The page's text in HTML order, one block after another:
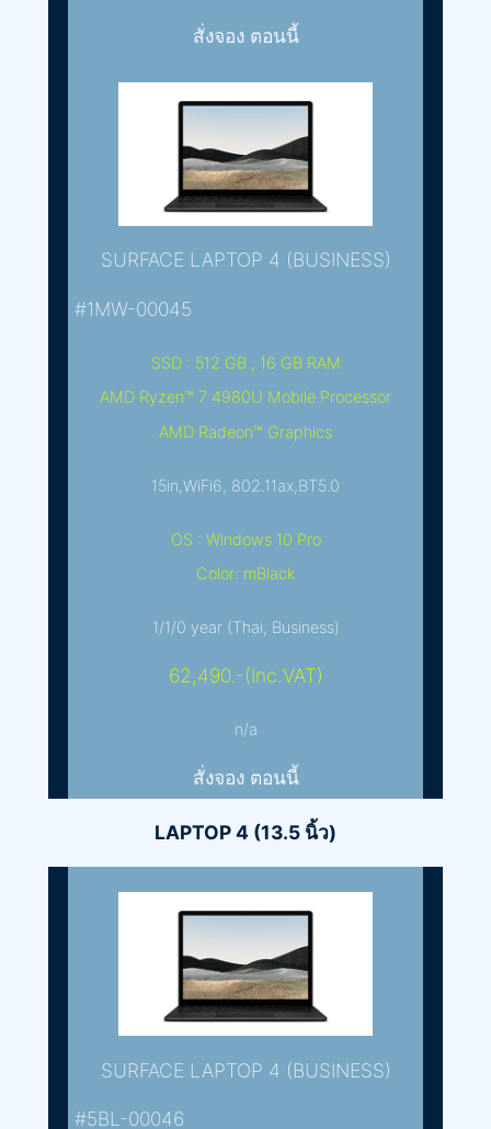
สั่งจอง ตอนนี้
SURFACE LAPTOP 4 (BUSINESS)
#1MW-00045
SSD : 512 GB , 16 GB RAM
AMD Ryzen™ 7 4980U Mobile Processor
AMD Radeon™ Graphics
15in,WiFi6, 802.11ax,BT5.0
OS : Windows 10 Pro
Color: mBlack
1/1/0 year (Thai, Business)
62,490.-(Inc.VAT)
n/a
สั่งจอง ตอนนี้
LAPTOP 4 (13.5 นิ้ว)
SURFACE LAPTOP 4 (BUSINESS)
#5BL-00046